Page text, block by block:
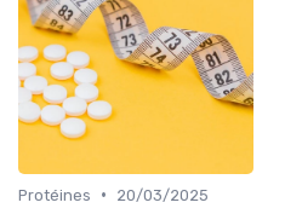
Protéines •
20/03/2025